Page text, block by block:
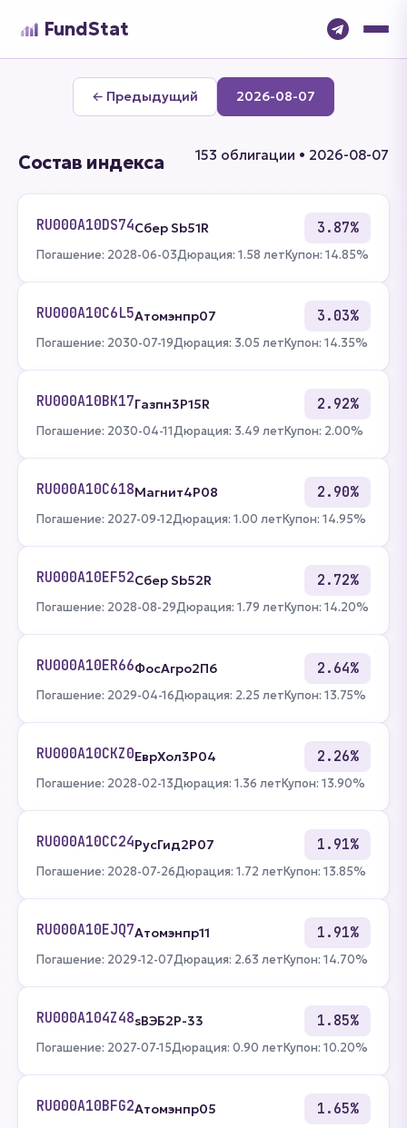
FundStat
← Предыдущий 2026-08-07
Состав индекса 153 облигации • 2026-08-07
RU000A10DS74Сбер Sb51R 3.87%
Погашение: 2028-06-03Дюрация: 1.58 летКупон: 14.85%
RU000A10C6L5Атомэнпр07 3.03%
Погашение: 2030-07-19Дюрация: 3.05 летКупон: 14.35%
RU000A10BK17Газпн3P15R 2.92%
Погашение: 2030-04-11Дюрация: 3.49 летКупон: 2.00%
RU000A10C618Магнит4P08 2.90%
Погашение: 2027-09-12Дюрация: 1.00 летКупон: 14.95%
RU000A10EF52Сбер Sb52R 2.72%
Погашение: 2028-08-29Дюрация: 1.79 летКупон: 14.20%
RU000A10ER66ФосАгро2П6 2.64%
Погашение: 2029-04-16Дюрация: 2.25 летКупон: 13.75%
RU000A10CKZ0ЕврХол3P04 2.26%
Погашение: 2028-02-13Дюрация: 1.36 летКупон: 13.90%
RU000A10CC24РусГид2Р07 1.91%
Погашение: 2028-07-26Дюрация: 1.72 летКупон: 13.85%
RU000A10EJQ7Атомэнпр11 1.91%
Погашение: 2029-12-07Дюрация: 2.63 летКупон: 14.70%
RU000A104Z48sВЭБ2P-33 1.85%
Погашение: 2027-07-15Дюрация: 0.90 летКупон: 10.20%
RU000A10BFG2Атомэнпр05 1.65%